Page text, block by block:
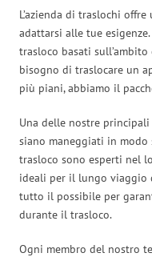
L’azienda di traslochi
adattarsi alle tue
trasloco basati
bisogno di traslocare un
più piani, abbiamo il
Una delle nostre
siano maneggiati in
trasloco sono esperti nel
ideali per il lungo viaggio
tutto il possibile per
durante il trasloco.
Ogni membro del nostro